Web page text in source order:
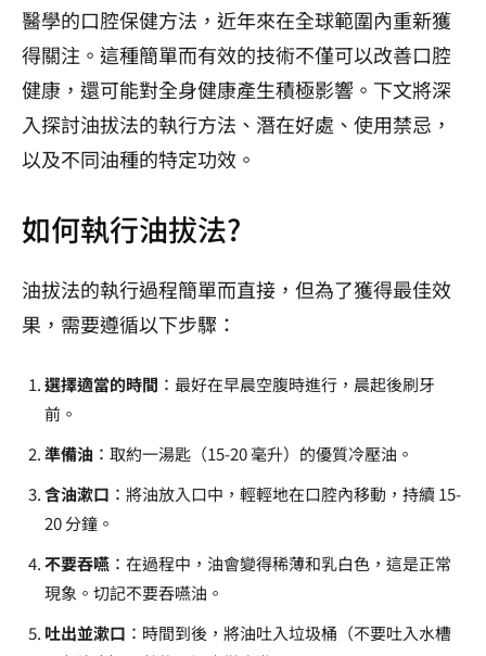
醫學的口腔保健方法，近年來在全球範圍內重新獲
得關注。這種簡單而有效的技術不僅可以改善口腔
健康，還可能對全身健康產生積極影響。下文將深
入探討油拔法的執行方法、潛在好處、使用禁忌，
以及不同油種的特定功效。
如何執行油拔法?
油拔法的執行過程簡單而直接，但為了獲得最佳效
果，需要遵循以下步驟：
選擇適當的時間 ：最好在早晨空腹時進行，晨起後刷牙
前。
準備油 ：取約一湯匙（15-20 毫升）的優質冷壓油。
含油漱口 ：將油放入口中，輕輕地在口腔內移動，持續 15-
20 分鐘。
不要吞嚥 ：在過程中，油會變得稀薄和乳白色，這是正常
現象。切記不要吞嚥油。
吐出並漱口 ：時間到後，將油吐入垃圾桶（不要吐入水槽